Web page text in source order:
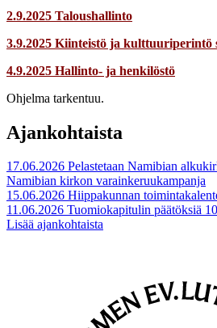
2.9.2025 Taloushallinto
3.9.2025 Kiinteistö ja kulttuuriperintö
4.9.2025 Hallinto- ja henkilöstö
Ohjelma tarkentuu.
Ajankohtaista
17.06.2026 Pelastetaan Namibian
Namibian kirkon varainkeruukampanja
15.06.2026 Hiippakunnan
11.06.2026 Tuomiokapitulin päätöksiä
Lisää ajankohtaista